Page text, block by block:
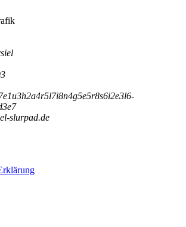
e1u3h2a4r5l7i8n4g5e5r8s6i2e3l6-
3e7
slurpad.de